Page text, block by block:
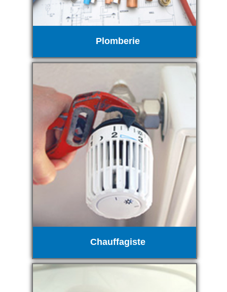
Plomberie
Chauffagiste